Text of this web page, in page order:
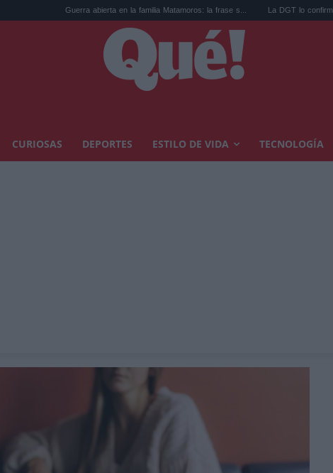
Guerra abierta en la familia Matamoros: la frase s... La DGT lo confirma hoy: este es el
CURIOSAS DEPORTES ESTILO DE VIDA TECNOLOGÍA